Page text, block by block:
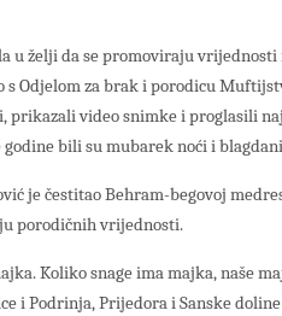
u želji da se promoviraju
s Odjelom za brak i porodicu
prikazali video snimke i proglasili
bili su mubarek noći i
je čestitao Behram-begovoj
porodičnih vrijednosti.
Koliko snage ima majka, naše
i Podrinja, Prijedora i Sanske